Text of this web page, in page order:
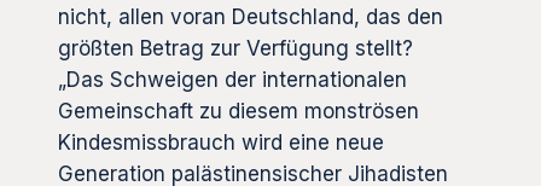
nicht, allen voran Deutschland, das den
größten Betrag zur Verfügung stellt?
„Das Schweigen der internationalen
Gemeinschaft zu diesem monströsen
Kindesmissbrauch wird eine neue
Generation palästinensischer Jihadisten